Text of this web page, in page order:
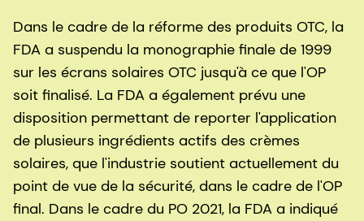
Dans le cadre de la réforme des produits OTC, la
FDA a suspendu la monographie finale de 1999
sur les écrans solaires OTC jusqu'à ce que l'OP
soit finalisé. La FDA a également prévu une
disposition permettant de reporter l'application
de plusieurs ingrédients actifs des crèmes
solaires, que l'industrie soutient actuellement du
point de vue de la sécurité, dans le cadre de l'OP
final. Dans le cadre du PO 2021, la FDA a indiqué